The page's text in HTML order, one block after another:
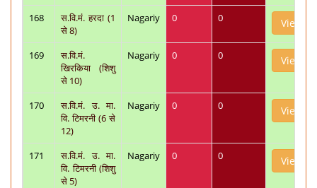
168
स.वि.मं. हरदा (1
से 8)
Nagariy 0 0 View
169
स.वि.मं.
खिरकिया (शिशु
से 10)
Nagariy 0 0 View
170
स.वि.मं. उ. मा.
वि. टिमरनी (6 से
12)
Nagariy 0 0 View
171
स.वि.मं. उ. मा.
वि. टिमरनी (शिशु
से 5)
Nagariy 0 0 View